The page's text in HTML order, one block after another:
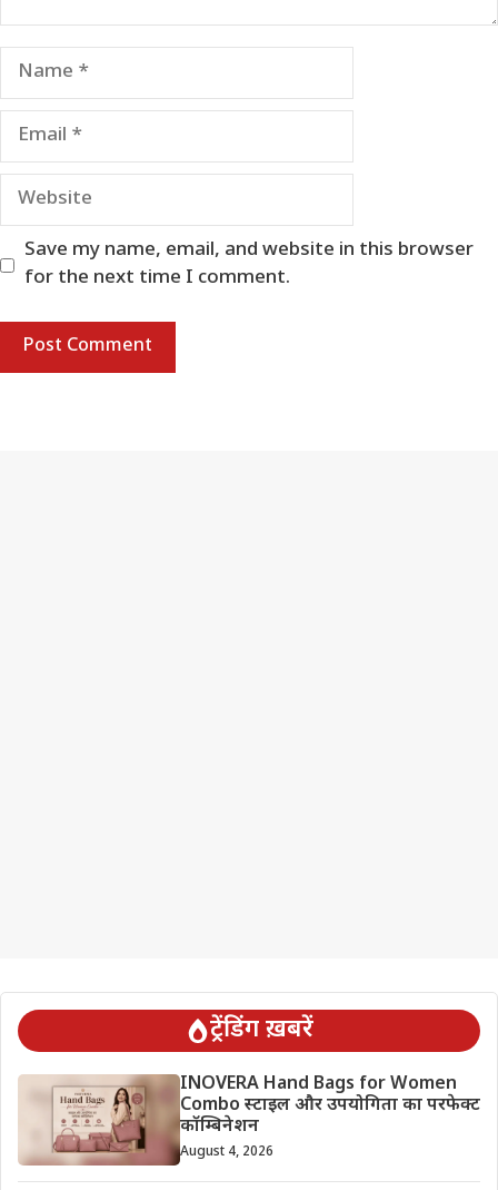
Name
Email
Website
Save my name, email, and website in this browser
for the next time I comment.
ट्रेंडिंग ख़बरें
INOVERA Hand Bags for Women
Combo स्टाइल और उपयोगिता का परफेक्ट
कॉम्बिनेशन
August 4, 2026